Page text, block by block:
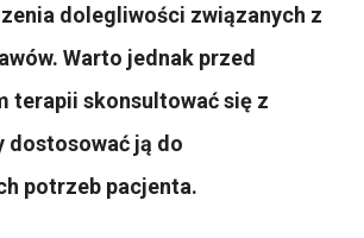
dolegliwości związanych z
Warto jednak przed
terapii skonsultować się z
dostosować ją do
potrzeb pacjenta.